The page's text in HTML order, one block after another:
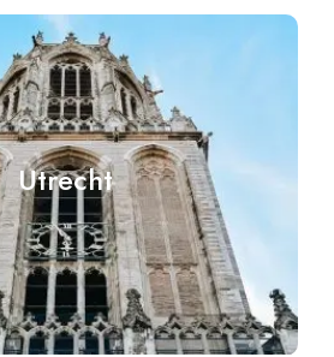
Utrecht